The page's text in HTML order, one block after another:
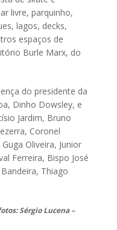
livre, parquinho,
lagos, decks,
espaços de
Burle Marx, do
do presidente da
Dinho Dowsley, e
Jardim, Bruno
Coronel
Oliveira, Junior
Ferreira, Bispo José
Thiago
Sérgio Lucena –